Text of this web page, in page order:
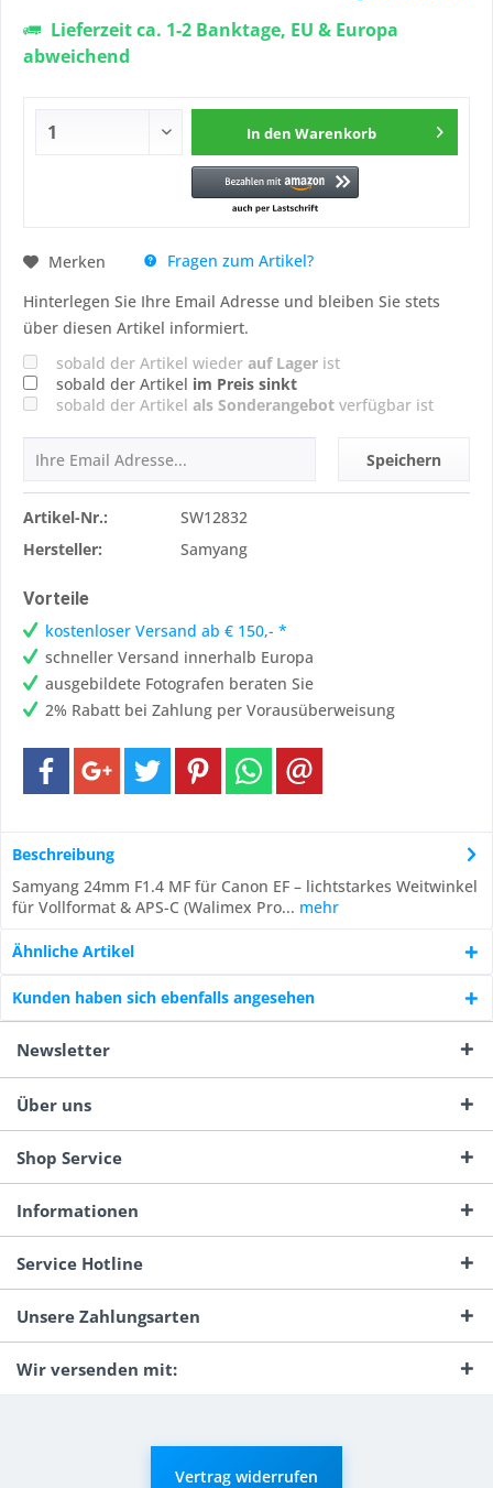
Lieferzeit ca. 1-2 Banktage, EU & Europa
abweichend
In den Warenkorb
Merken
Fragen zum Artikel?
Hinterlegen Sie Ihre Email Adresse und bleiben Sie stets
über diesen Artikel informiert.
sobald der Artikel wieder auf Lager ist
sobald der Artikel im Preis sinkt
sobald der Artikel als Sonderangebot verfügbar ist
Speichern
Artikel-Nr.:
SW12832
Hersteller:
Samyang
Vorteile
kostenloser Versand ab € 150,- *
schneller Versand innerhalb Europa
ausgebildete Fotografen beraten Sie
2% Rabatt bei Zahlung per Vorausüberweisung
Beschreibung
Samyang 24mm F1.4 MF für Canon EF – lichtstarkes Weitwinkel
für Vollformat & APS-C (Walimex Pro... mehr
Ähnliche Artikel
Kunden haben sich ebenfalls angesehen
Newsletter
Über uns
Shop Service
Informationen
Service Hotline
Unsere Zahlungsarten
Wir versenden mit:
Vertrag widerrufen